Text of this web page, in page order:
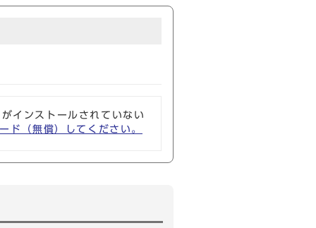
インストールされていない
（無償）してください。